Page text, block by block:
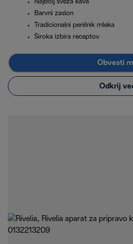
Najbolj sveža kava
Barvni zaslon
Tradicionalni penilnik mleka
Široka izbira receptov
Obvesti
Odkrij